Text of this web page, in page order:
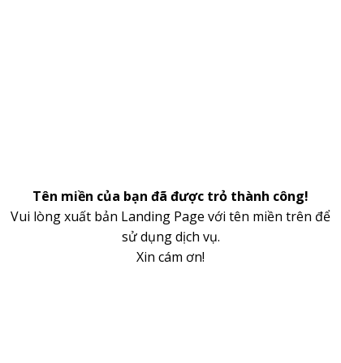
Tên miền của bạn đã được trỏ thành công!
Vui lòng xuất bản Landing Page với tên miền trên để
sử dụng dịch vụ.
Xin cám ơn!